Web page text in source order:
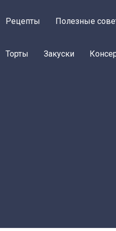
Рецепты Полезные
Торты Закуски